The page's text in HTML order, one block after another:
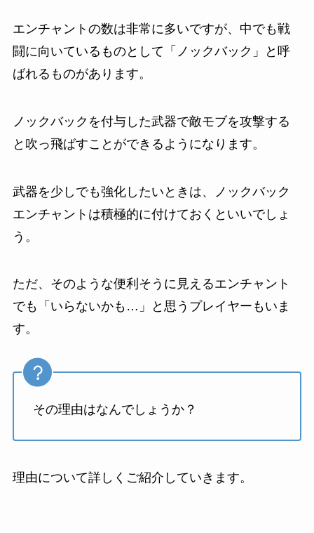
エンチャントの数は非常に多いですが、中でも戦
闘に向いているものとして「ノックバック」と呼
ばれるものがあります。
ノックバックを付与した武器で敵モブを攻撃する
と吹っ飛ばすことができるようになります。
武器を少しでも強化したいときは、ノックバック
エンチャントは積極的に付けておくといいでしょ
う。
ただ、そのような便利そうに見えるエンチャント
でも「いらないかも…」と思うプレイヤーもいま
す。
その理由はなんでしょうか？
理由について詳しくご紹介していきます。